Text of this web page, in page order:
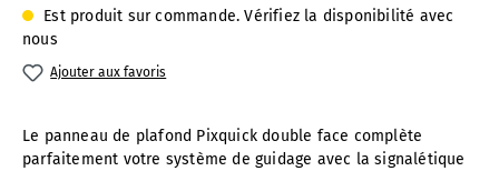
Est produit sur commande. Vérifiez la disponibilité avec
nous
Ajouter aux favoris
Le panneau de plafond Pixquick double face complète
parfaitement votre système de guidage avec la signalétique